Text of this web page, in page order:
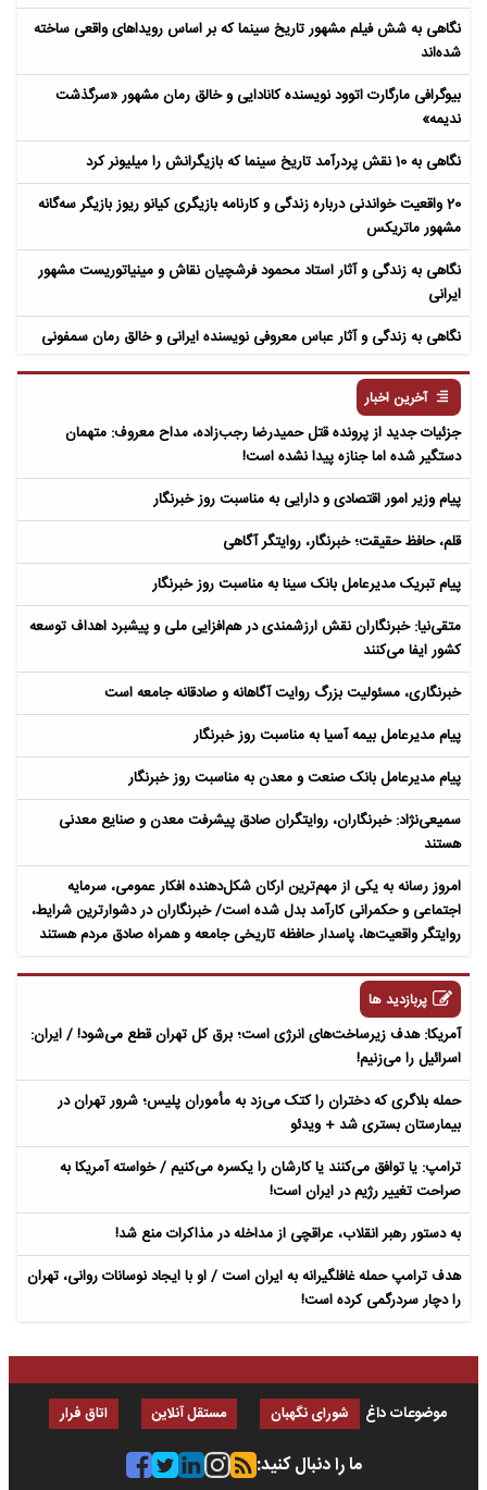
نگاهی به شش فیلم مشهور تاریخ سینما که بر اساس رویداهای واقعی ساخته
شده‌اند
بیوگرافی مارگارت اتوود نویسنده کانادایی و خالق رمان مشهور «سرگذشت
ندیمه»
نگاهی به 10 نقش پردرآمد تاریخ سینما که بازیگرانش را میلیونر کرد
20 واقعیت خواندنی درباره زندگی و کارنامه بازیگری کیانو ریوز بازیگر سه‌گانه
مشهور ماتریکس
نگاهی به زندگی و آثار استاد محمود فرشچیان نقاش و مینیاتوریست مشهور
ایرانی
نگاهی به زندگی و آثار عباس معروفی نویسنده ایرانی و خالق رمان سمفونی
آخرین اخبار
جزئیات جدید از پرونده قتل حمیدرضا رجب‌زاده، مداح معروف: متهمان
دستگیر شده اما جنازه پیدا نشده است!
پیام وزیر امور اقتصادی و دارایی به مناسبت روز خبرنگار
قلم، حافظ حقیقت؛ خبرنگار، روایتگر آگاهی
پیام تبریک مدیرعامل بانک سینا به مناسبت روز خبرنگار
متقی‌نیا: خبرنگاران نقش ارزشمندی در هم‌افزایی ملی و پیشبرد اهداف توسعه
کشور ایفا می‌کنند
خبرنگاری، مسئولیت بزرگ روایت آگاهانه و صادقانه جامعه است
پیام مدیرعامل بیمه آسیا به مناسبت روز خبرنگار
پیام مدیرعامل بانک صنعت و معدن به مناسبت روز خبرنگار
سمیعی‌نژاد: خبرنگاران، روایتگران صادق پیشرفت معدن و صنایع معدنی
هستند
امروز رسانه به یکی از مهم‌ترین ارکان شکل‌دهنده افکار عمومی، سرمایه
اجتماعی و حکمرانی کارآمد بدل شده است/ خبرنگاران در دشوارترین شرایط،
روایتگر واقعیت‌ها، پاسدار حافظه تاریخی جامعه و همراه صادق مردم هستند
پربازدید ها
آمریکا: هدف زیرساخت‌های انرژی است؛ برق کل تهران قطع می‌شود! / ایران:
اسرائیل را می‌زنیم!
حمله بلاگری که دختران را کتک می‌زد به مأموران پلیس؛ شرور تهران در
بیمارستان بستری شد + ویدئو
ترامپ: یا توافق می‌کنند یا کارشان را یکسره می‌کنیم / خواسته آمریکا به
صراحت تغییر رژیم در ایران است!
به دستور رهبر انقلاب، عراقچی از مداخله در مذاکرات منع شد!
هدف ترامپ حمله غافلگیرانه به ایران است / او با ایجاد نوسانات روانی، تهران
را دچار سردرگمی کرده است!
موضوعات داغ شورای نگهبان مستقل آنلاین اتاق فرار
ما را دنبال کنید: